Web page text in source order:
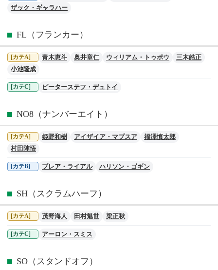
ザック・ギャラハー
FL（フランカー）
[カテA] 青木恵斗 奥井章仁 ウィリアム・トゥポウ
三木皓正
小池隆成
[カテC] ピーターステフ・デュトイ
NO8（ナンバーエイト）
[カテA] 姫野和樹 アイザイア・マプスア
福澤慎太郎
村田陣悟
[カテB] ブレア・ライアル ハリソン・ゴギン
SH（スクラムハーフ）
[カテA] 茂野海人 田村魁世 梁正秋
[カテC] アーロン・スミス
SO（スタンドオフ）